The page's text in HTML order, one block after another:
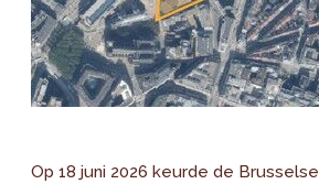
Op 18 juni 2026 keurde de Brusselse